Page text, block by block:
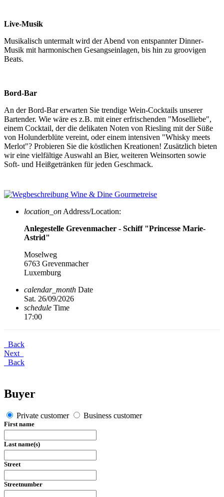
Live-Musik
Musikalisch untermalt wird der Abend von entspannter Dinner-
Musik mit harmonischen Gesangseinlagen, bis hin zu groovigen
Beats.
Bord-Bar
An der Bord-Bar erwarten Sie trendige Wein-Cocktails unserer
Bartender. Wie wäre es z.B. mit einer erfrischenden "Moselliebe",
einem Cocktail, der die delikaten Noten von Riesling mit der Süße
von Holunderblüte vereint, oder einem intensiven "Whisky meets
Merlot"? Probieren Sie die köstlichen Kreationen! Zusätzlich bieten
wir eine vielfältige Auswahl an Bier, weiteren Weinsorten sowie
Soft- und Heißgetränken für jeden Geschmack.
location_on Address/Location:
Anlegestelle Grevenmacher - Schiff "Princesse Marie-
Astrid"
Moselweg
6763 Grevenmacher
Luxemburg
calendar_month Date
Sat. 26/09/2026
schedule Time
17:00
Back
Next
Back
Buyer
Private customer Business customer
First name
Last name(s)
Street
Streetnumber